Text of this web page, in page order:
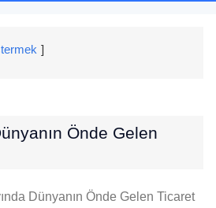
Önde Gelen
Dünyanın Önde Gelen Ticaret